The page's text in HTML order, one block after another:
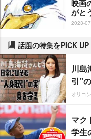
映画
がと
2023-
話題の特集をPICK UP
川島
引”
オリコ
マク
学生